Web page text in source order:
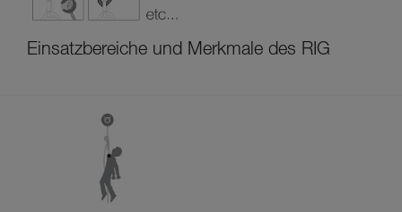
Einsatzbereiche und Merkmale des RIG